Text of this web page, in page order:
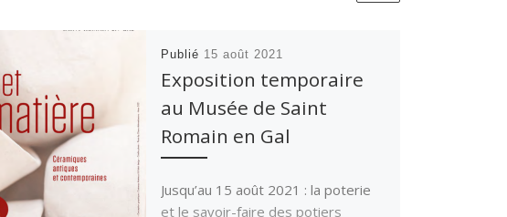
Publié 15 août 2021
Exposition temporaire
au Musée de Saint
Romain en Gal
Jusqu’au 15 août 2021 : la poterie
et le savoir-faire des potiers